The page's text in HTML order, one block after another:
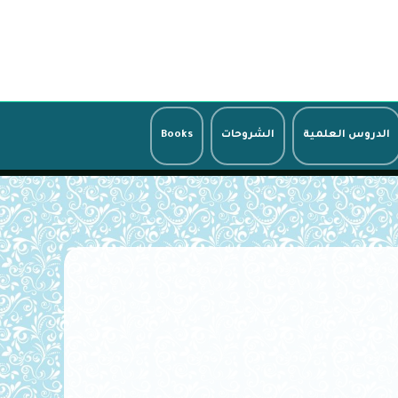
الدروس العلمية الشروحات Books